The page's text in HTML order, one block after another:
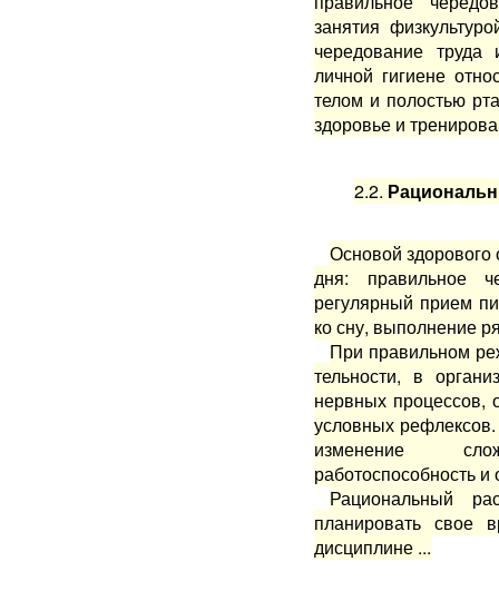
занятия
чередование
личной гигиене
телом и по­лостью
здоровье и
2.2.
Основой
дня: правильное
регулярный прием
ко сну, выполне­ние
При правильном
тельности, в
нервных процессов,
условных
изменение
работоспособность и
Рациональный
планиро­вать свое
дисциплине ...